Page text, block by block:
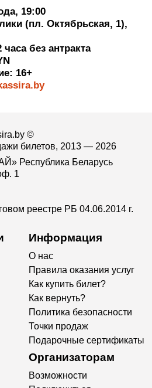
19:00
(пл. Октябрьская, 1),
без антракта
16+
©
билетов, 2013 — 2026
Республика Беларусь
1
реестре РБ 04.06.2014 г.
Информация
О нас
Правила оказания услуг
Как купить билет?
Как вернуть?
Политика безопасности
Точки продаж
Подарочные сертификаты
Организаторам
Возможности